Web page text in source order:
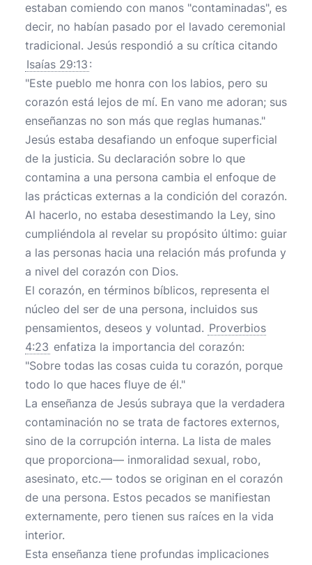
estaban comiendo con manos "contaminadas", es
decir, no habían pasado por el lavado ceremonial
tradicional. Jesús respondió a su crítica citando
Isaías 29:13 :
"Este pueblo me honra con los labios, pero su
corazón está lejos de mí. En vano me adoran; sus
enseñanzas no son más que reglas humanas."
Jesús estaba desafiando un enfoque superficial
de la justicia. Su declaración sobre lo que
contamina a una persona cambia el enfoque de
las prácticas externas a la condición del corazón.
Al hacerlo, no estaba desestimando la Ley, sino
cumpliéndola al revelar su propósito último: guiar
a las personas hacia una relación más profunda y
a nivel del corazón con Dios.
El corazón, en términos bíblicos, representa el
núcleo del ser de una persona, incluidos sus
pensamientos, deseos y voluntad. Proverbios
4:23 enfatiza la importancia del corazón:
"Sobre todas las cosas cuida tu corazón, porque
todo lo que haces fluye de él."
La enseñanza de Jesús subraya que la verdadera
contaminación no se trata de factores externos,
sino de la corrupción interna. La lista de males
que proporciona— inmoralidad sexual, robo,
asesinato, etc.— todos se originan en el corazón
de una persona. Estos pecados se manifiestan
externamente, pero tienen sus raíces en la vida
interior.
Esta enseñanza tiene profundas implicaciones